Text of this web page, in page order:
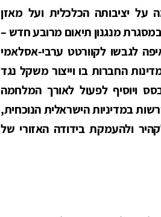
יציבותה הכלכלית ועל מאזן
מנגנון תיאום מרובע חדש –
לגבשו לקוורטט ערבי-אסלאמי
החברות בו וייצור משקל נגד
ויוסיף לפעול לאורך המלחמה
במדיניות הישראלית הנוכחית,
ולהעמקת בידודה האזורי של